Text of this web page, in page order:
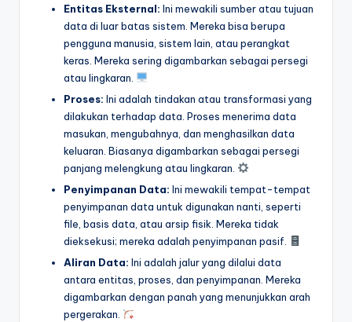
Entitas Eksternal: Ini mewakili sumber atau tujuan
data di luar batas sistem. Mereka bisa berupa
pengguna manusia, sistem lain, atau perangkat
keras. Mereka sering digambarkan sebagai persegi
atau lingkaran.
Proses: Ini adalah tindakan atau transformasi yang
dilakukan terhadap data. Proses menerima data
masukan, mengubahnya, dan menghasilkan data
keluaran. Biasanya digambarkan sebagai persegi
panjang melengkung atau lingkaran.
Penyimpanan Data: Ini mewakili tempat-tempat
penyimpanan data untuk digunakan nanti, seperti
file, basis data, atau arsip fisik. Mereka tidak
dieksekusi; mereka adalah penyimpanan pasif.
Aliran Data: Ini adalah jalur yang dilalui data
antara entitas, proses, dan penyimpanan. Mereka
digambarkan dengan panah yang menunjukkan arah
pergerakan.